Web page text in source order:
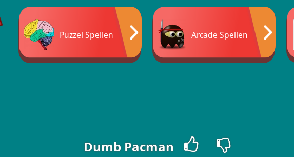
Puzzel Spellen Arcade Spellen
Dumb Pacman